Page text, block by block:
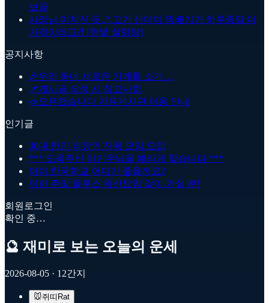
보글
사장님 미치신 듯..? 고기 산더미 뚝배기가 하루종일 이
가격이라고?! [한밭 설렁탕]
공지사항
🎉우리 동네 새로운 가게를 소개…
📌게시글 작성 시 참고사항
📣오픈했습니다 자유게시판 이용 안내
인기글
30대 한인 직장인 친목 모임 모집
*** 도움주신 이민우님을 애타게 찾습니다 ***
아이 한국학교 어디가 좋을까요?
이번 주말 둘루스 등산모임 같이 가실 분!
회원로그인
확인 중…
🔮 재미로 보는 오늘의 운세
2026-08-05 · 12간지
🐭쥐띠 Rat